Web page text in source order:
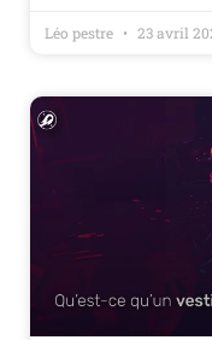
Léo pestre 23 avril